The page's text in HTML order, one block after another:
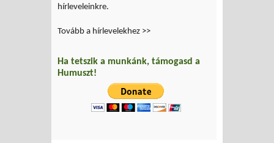
hírleveleinkre.
Tovább a hírlevelekhez >>
Ha tetszik a munkánk, támogasd a
Humuszt!